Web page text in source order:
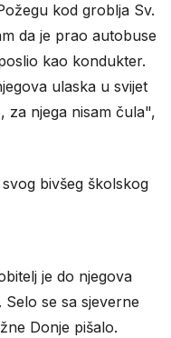
kod groblja Sv.
da je prao autobuse
kao kondukter.
ulaska u svijet
za njega nisam čula",
bivšeg školskog
je do njegova
se sa sjeverne
Donje pišalo.